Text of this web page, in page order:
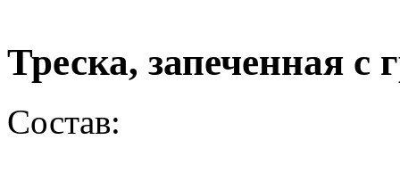
Треска, запеченная с
Состав: